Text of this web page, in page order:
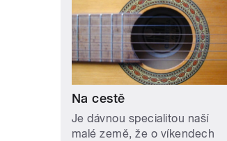
Na cestě
Je dávnou specialitou naší
malé země, že o víkendech